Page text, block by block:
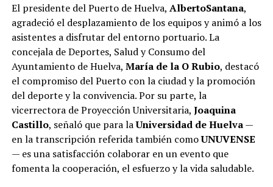
El presidente del Puerto de Huelva, AlbertoSantana,
agradeció el desplazamiento de los equipos y animó a los
asistentes a disfrutar del entorno portuario. La
concejala de Deportes, Salud y Consumo del
Ayuntamiento de Huelva, María de la O Rubio, destacó
el compromiso del Puerto con la ciudad y la promoción
del deporte y la convivencia. Por su parte, la
vicerrectora de Proyección Universitaria, Joaquina
Castillo, señaló que para laUniversidad de Huelva—
en la transcripción referida también comoUNUVENSE
— es una satisfacción colaborar en un evento que
fomenta la cooperación, el esfuerzo y la vida saludable.